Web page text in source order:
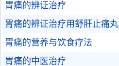
胃痛的辨证治疗
胃痛的辨证治疗用舒肝止痛丸
胃痛的营养与饮食疗法
胃痛的中医治疗